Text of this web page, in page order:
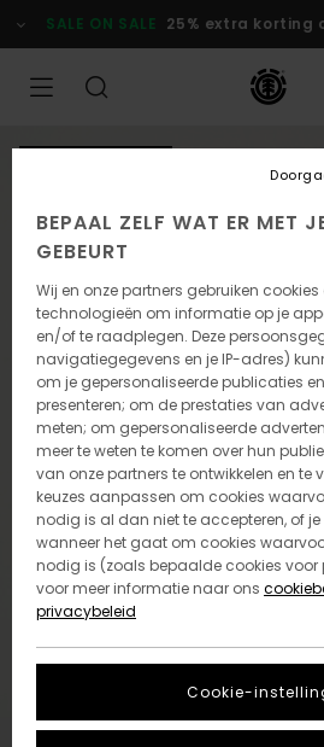
naar
Productinformatie
SALE ON SALE 25% extra korting
BEPAAL ZELF WAT ER MET
GEBEURT
Wij en onze partners gebruiken
technologieën om informatie op je
en/of te raadplegen. Deze
navigatiegegevens en je IP-adres)
om je gepersonaliseerde publicaties
presenteren; om de prestaties van
meten; om gepersonaliseerde
meer te weten te komen over hun
van onze partners te ontwikkelen en te
keuzes aanpassen om cookies
nodig is al dan niet te accepteren, of je
wanneer het gaat om cookies
nodig is (zoals bepaalde cookies voor
voor meer informatie naar ons
privacybeleid
Cookie-